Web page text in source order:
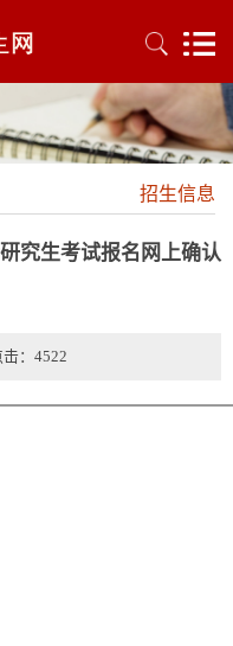
招生信息
究生考试报名网上确认
： 4522